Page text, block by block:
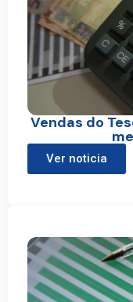
Vendas do
Ver noticia